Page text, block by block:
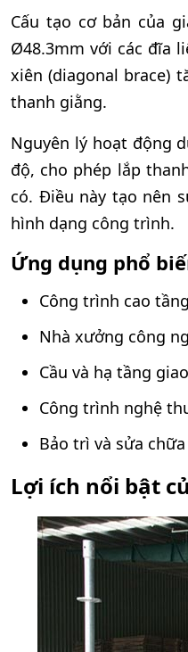
Cấu tạo cơ bản của
Ø48.3mm với các đĩa
xiên (diagonal brace)
thanh giằng.
Nguyên lý hoạt động
độ, cho phép lắp
có. Điều này tạo nên
hình dạng công trình.
Ứng dụng phổ
Công trình cao
Nhà xưởng công
Cầu và hạ tầng
Công trình nghệ
Bảo trì và sửa
Lợi ích nổi bật